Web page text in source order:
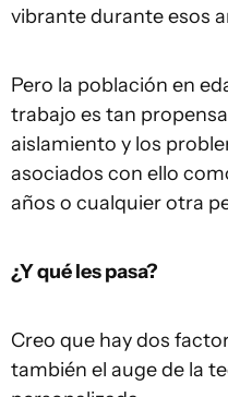
vibrante durante esos
Pero la población en
trabajo es tan
aislamiento y los
asociados con ello
años o cualquier otra
¿Y qué les pasa?
Creo que hay dos
también el auge de la